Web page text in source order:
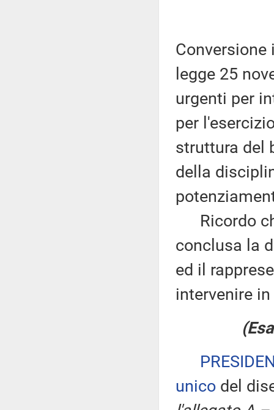
Conversione
legge 25
urgenti per
per
struttura del
della
Ricordo
conclusa la
ed il
intervenire
unico del